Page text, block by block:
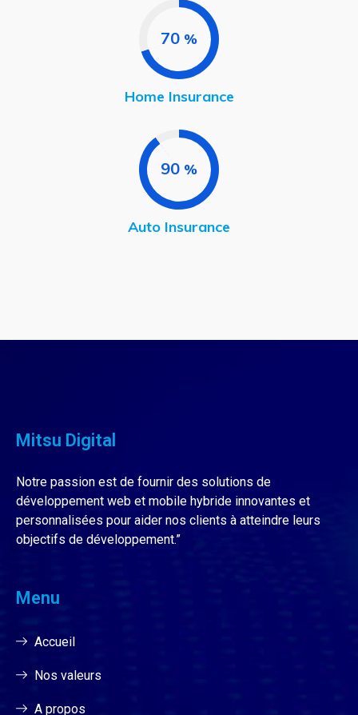
70 %
Home Insurance
90 %
Auto Insurance
Mitsu Digital
Notre passion est de fournir des solutions de
développement web et mobile hybride innovantes et
personnalisées pour aider nos clients à atteindre leurs
objectifs de développement.”
Menu
Accueil
Nos valeurs
A propos